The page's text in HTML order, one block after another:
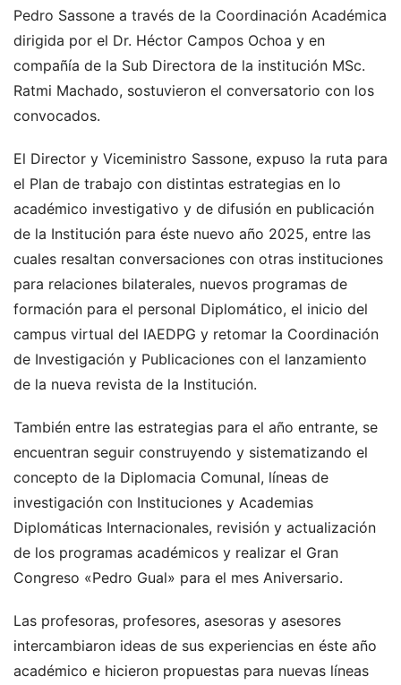
Pedro Sassone a través de la Coordinación Académica
dirigida por el Dr. Héctor Campos Ochoa y en
compañía de la Sub Directora de la institución MSc.
Ratmi Machado, sostuvieron el conversatorio con los
convocados.
El Director y Viceministro Sassone, expuso la ruta para
el Plan de trabajo con distintas estrategias en lo
académico investigativo y de difusión en publicación
de la Institución para éste nuevo año 2025, entre las
cuales resaltan conversaciones con otras instituciones
para relaciones bilaterales, nuevos programas de
formación para el personal Diplomático, el inicio del
campus virtual del IAEDPG y retomar la Coordinación
de Investigación y Publicaciones con el lanzamiento
de la nueva revista de la Institución.
También entre las estrategias para el año entrante, se
encuentran seguir construyendo y sistematizando el
concepto de la Diplomacia Comunal, líneas de
investigación con Instituciones y Academias
Diplomáticas Internacionales, revisión y actualización
de los programas académicos y realizar el Gran
Congreso «Pedro Gual» para el mes Aniversario.
Las profesoras, profesores, asesoras y asesores
intercambiaron ideas de sus experiencias en éste año
académico e hicieron propuestas para nuevas líneas